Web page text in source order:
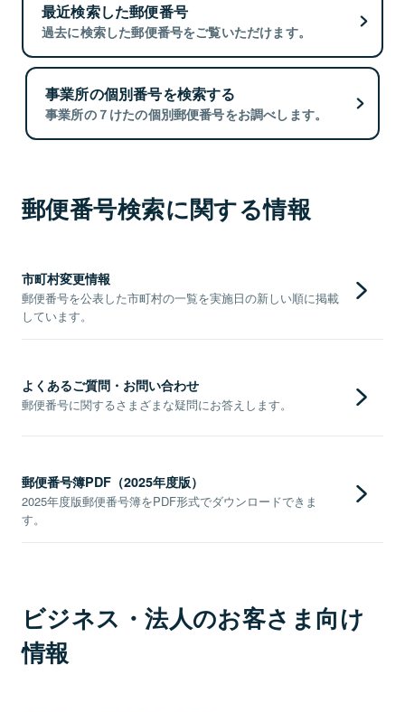
最近検索した郵便番号
過去に検索した郵便番号をご覧いただけます。
事業所の個別番号を検索する
事業所の７けたの個別郵便番号をお調べします。
郵便番号検索に関する情報
市町村変更情報
郵便番号を公表した市町村の一覧を実施日の新しい順に掲載
しています。
よくあるご質問・お問い合わせ
郵便番号に関するさまざまな疑問にお答えします。
郵便番号簿PDF（2025年度版）
2025年度版郵便番号簿をPDF形式でダウンロードできま
す。
ビジネス・法人のお客さま向け
情報